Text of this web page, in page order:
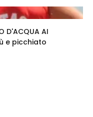
D'ACQUA AI
e picchiato